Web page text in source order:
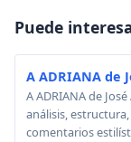
Puede
A ADRIANA de
A ADRIANA de
análisis,
comentarios